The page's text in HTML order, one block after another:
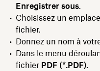
Enregistrer sous.
Choisissez un
fichier.
Donnez un nom à
Dans le menu
fichier PDF (*.PDF).